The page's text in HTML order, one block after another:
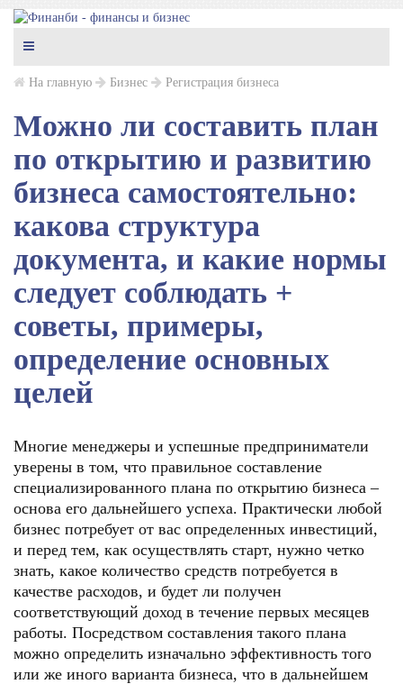
На главную Бизнес Регистрация бизнеса
Можно ли составить план
по открытию и развитию
бизнеса самостоятельно:
какова структура
документа, и какие нормы
следует соблюдать +
советы, примеры,
определение основных
целей
Многие менеджеры и успешные предприниматели
уверены в том, что правильное составление
специализированного плана по открытию бизнеса –
основа его дальнейшего успеха. Практически любой
бизнес потребует от вас определенных инвестиций,
и перед тем, как осуществлять старт, нужно четко
знать, какое количество средств потребуется в
качестве расходов, и будет ли получен
соответствующий доход в течение первых месяцев
работы. Посредством составления такого плана
можно определить изначально эффективность того
или же иного варианта бизнеса, что в дальнейшем